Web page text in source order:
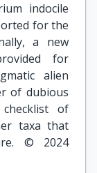
indocile
for the
a new
for
alien
of dubious
of
taxa that
© 2024